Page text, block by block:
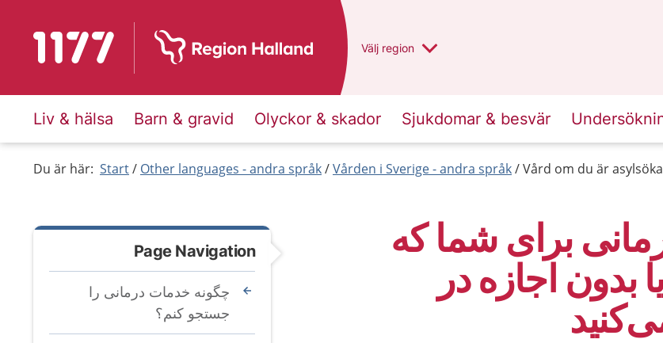
To start page for 1177 Du har valt region
Välj en annan
region
Liv & hälsa Barn & gravid Olyckor & skador Sjukdomar & besvär
Du är här: Start Other languages - andra språk Vården i Sverige - andra språk Vård om du är
برای شما که
بدون اجازه در
Page Navigation
چگونه خدمات درمانی را
جستجو کنم؟